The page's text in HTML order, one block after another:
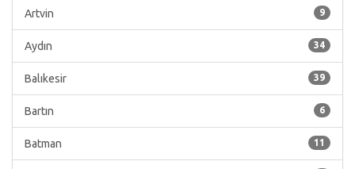
9
Artvin
34
Aydın
39
Balıkesir
6
Bartın
11
Batman